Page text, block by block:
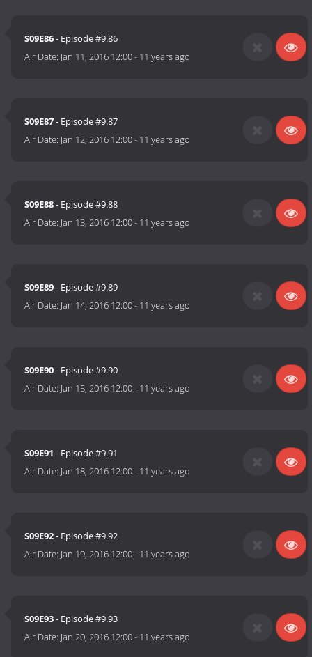
S09E86- Episode #9.86
Air Date: Jan 11, 2016 12:00- 11 years ago
S09E87- Episode #9.87
Air Date: Jan 12, 2016 12:00- 11 years ago
S09E88- Episode #9.88
Air Date: Jan 13, 2016 12:00- 11 years ago
S09E89- Episode #9.89
Air Date: Jan 14, 2016 12:00- 11 years ago
S09E90- Episode #9.90
Air Date: Jan 15, 2016 12:00- 11 years ago
S09E91 - Episode #9.91
Air Date: Jan 18, 2016 12:00- 11 years ago
S09E92- Episode #9.92
Air Date: Jan 19, 2016 12:00- 11 years ago
S09E93- Episode #9.93
Air Date: Jan 20, 2016 12:00- 11 years ago